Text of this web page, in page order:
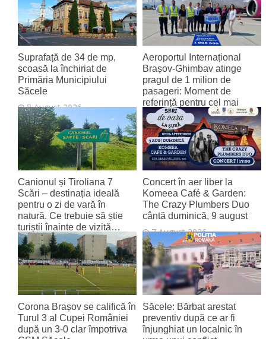
Suprafață de 34 de mp,
scoasă la închiriat de
Primăria Municipiului
Săcele
8 August 2026
Aeroportul Internațional
Brașov‑Ghimbav atinge
pragul de 1 milion de
pasageri: Moment de
referință pentru cel mai
tânăr aeroport al țării
8 August 2026
Canionul și Tiroliana 7
Scări – destinația ideală
pentru o zi de vară în
natură. Ce trebuie să știe
turiștii înainte de vizită…
7 August 2026
Concert în aer liber la
Komeea Café & Garden:
The Crazy Plumbers Duo
cântă duminică, 9 august
7 August 2026
Corona Brașov se califică în
Turul 3 al Cupei României
după un 3-0 clar împotriva
Săcele: Bărbat arestat
preventiv după ce ar fi
înjunghiat un localnic în